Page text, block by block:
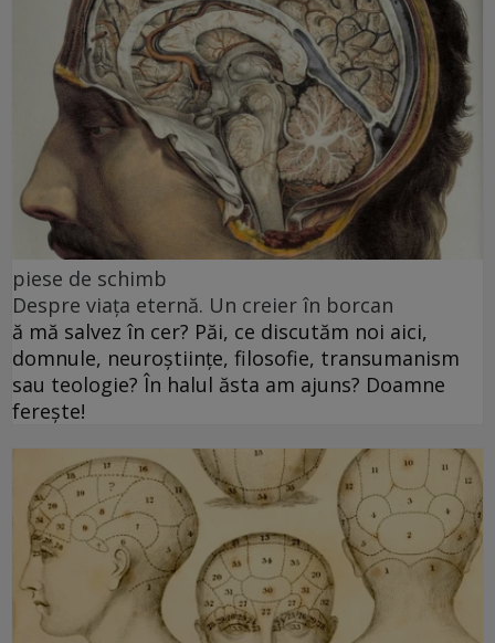
piese de schimb
Despre viața eternă. Un creier în borcan
ă mă salvez în cer? Păi, ce discutăm noi aici,
domnule, neuroștiințe, filosofie, transumanism
sau teologie? În halul ăsta am ajuns? Doamne
ferește!